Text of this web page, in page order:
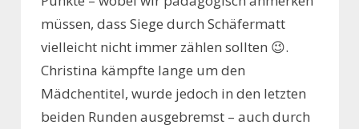
müssen, dass Siege durch Schäfermatt
vielleicht nicht immer zählen sollten 😉.
Christina kämpfte lange um den
Mädchentitel, wurde jedoch in den letzten
beiden Runden ausgebremst – auch durch